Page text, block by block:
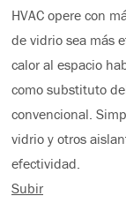
HVAC opere con
de vidrio sea más
calor al espacio
como substituto
convencional.
vidrio y otros
efectividad.
Subir